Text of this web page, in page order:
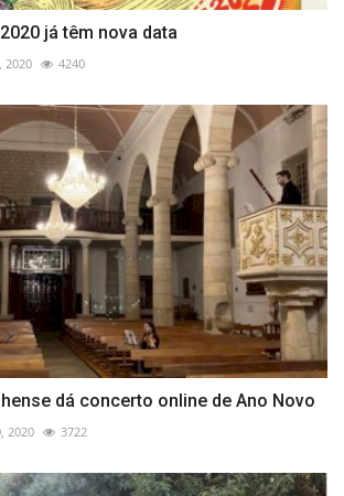
já têm nova data
2020 4240
dá concerto online de Ano Novo
2020 3722